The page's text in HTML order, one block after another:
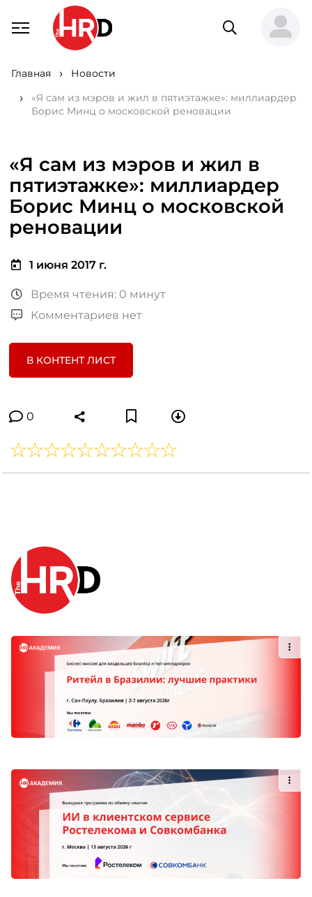
Главная
Новости
«Я сам из мэров и жил в пятиэтажке»: миллиардер
Борис Минц о московской реновации
«Я сам из мэров и жил в
пятиэтажке»: миллиардер
Борис Минц о московской
реновации
1 июня 2017 г.
Время чтения: 0 минут
Комментариев нет
В КОНТЕНТ ЛИСТ
0